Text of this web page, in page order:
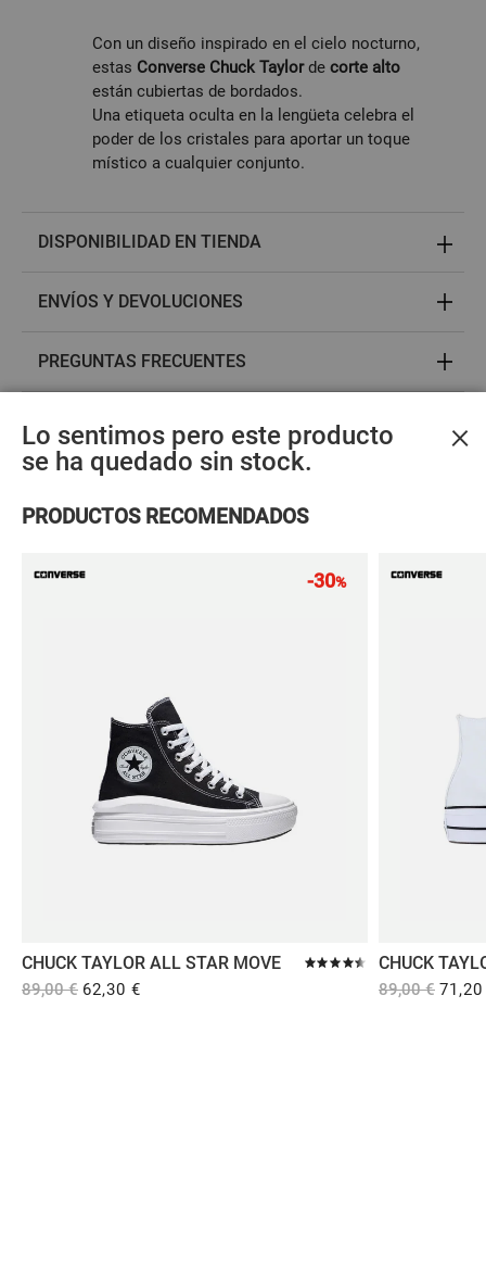
Con un diseño inspirado en el cielo nocturno,
estas Converse Chuck Taylorde corte alto
están cubiertas de bordados.
Una etiqueta oculta en la lengüeta celebra el
poder de los cristales para aportar un toque
místico a cualquier conjunto.
DISPONIBILIDAD EN TIENDA
ENVÍOS Y DEVOLUCIONES
PREGUNTAS FRECUENTES
OPINIONES
ACCESORIOS MÁS VENDIDOS
Calcetines
adidas
LINER SOCKS 3P
12,95 € 12,95 € 12,95
×
Lo sentimos pero este producto
se ha quedado sin stock.
PRODUCTOS RECOMENDADOS
-30%
CHUCK TAYLOR ALL STAR MOVE
89,00 € 62,30 €
CHUCK
PLATFORM
89,00 €